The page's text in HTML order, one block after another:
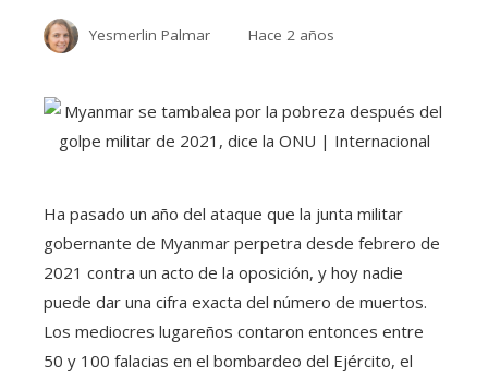
Yesmerlin Palmar Hace 2 años
Ha pasado un año del ataque que la junta militar
gobernante de Myanmar perpetra desde febrero de
2021 contra un acto de la oposición, y hoy nadie
puede dar una cifra exacta del número de muertos.
Los mediocres lugareños contaron entonces entre
50 y 100 falacias en el bombardeo del Ejército, el